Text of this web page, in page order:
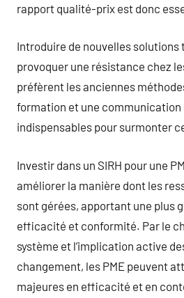
rapport qualité-prix est donc
Introduire de nouvelles
provoquer une résistance chez
préfèrent les anciennes
formation et une
indispensables pour surmonter
Investir dans un SIRH pour une
améliorer la manière dont les
sont gérées, apportant une plus
efficacité et conformité. Par le
système et l’implication active
changement, les PME peuvent
majeures en efficacité et en